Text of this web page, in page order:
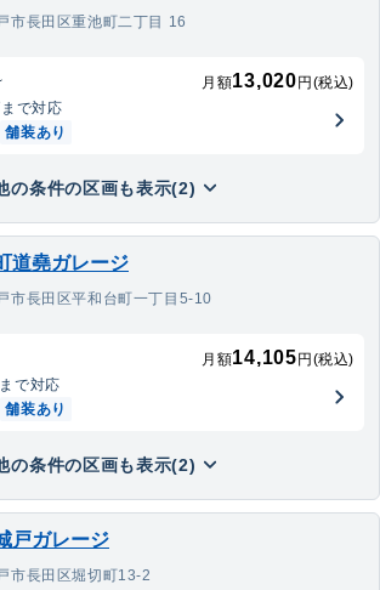
市長田区重池町二丁目 16
月額13,020 円(税込)
で対応
舗装あり
の条件の区画も表示(2)
道堯ガレージ
市長田区平和台町一丁目5-10
月額14,105 円(税込)
で対応
舗装あり
の条件の区画も表示(2)
戸ガレージ
市長田区堀切町13-2